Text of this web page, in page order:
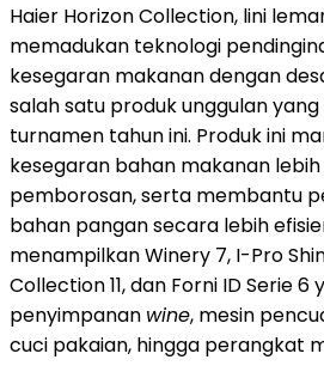
Haier Horizon Collection, lini
memadukan teknologi
kesegaran makanan dengan
salah satu produk unggulan
turnamen tahun ini. Produk ini
kesegaran bahan makanan
pemborosan, serta membantu
bahan pangan secara lebih
menampilkan Winery 7, I-Pro
Collection 11, dan Forni ID Serie
penyimpanan wine, mesin
cuci pakaian, hingga perangkat